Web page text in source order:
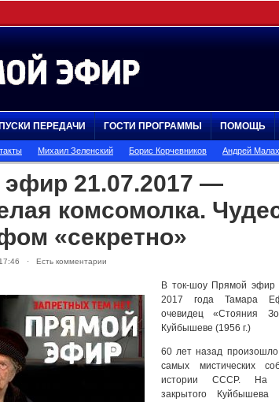
ПЕРЕДАЧИ ГОСТИ ПРОГРАММЫ ПОМОЩЬ
Михаил Зеленский Борис Корчевников Андрей
21.07.2017 —
комсомолка.
«секретно»
· Есть комментарии
В ток-шоу Прямой эфир
2017 года Тамара
очевидец «Стояния
Куйбышеве (1956 г.)
60 лет назад
самых мистических
истории СССР. На
закрытого Куйбышева